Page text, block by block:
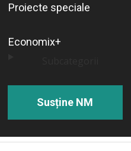
Proiecte speciale
Economix+
Susține NM